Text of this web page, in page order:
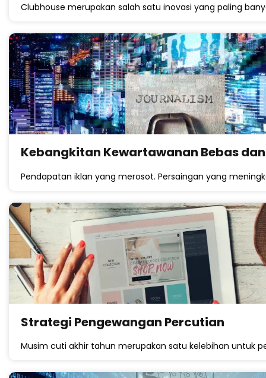
Clubhouse merupakan salah satu inovasi yang paling
Kebangkitan Kewartawanan Bebas
Pendapatan iklan yang merosot. Persaingan yang
Strategi Pengewangan Percutian
Musim cuti akhir tahun merupakan satu kelebihan untuk